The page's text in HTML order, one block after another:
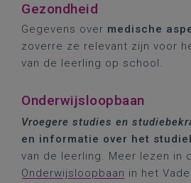
Gezondheid
Gegevens over medische
zoverre ze relevant zijn voor
van de leerling op school.
Onderwijsloopbaan
Vroegere studies en
en informatie over het
van de leerling. Meer lezen in
Onderwijsloopbaan in het